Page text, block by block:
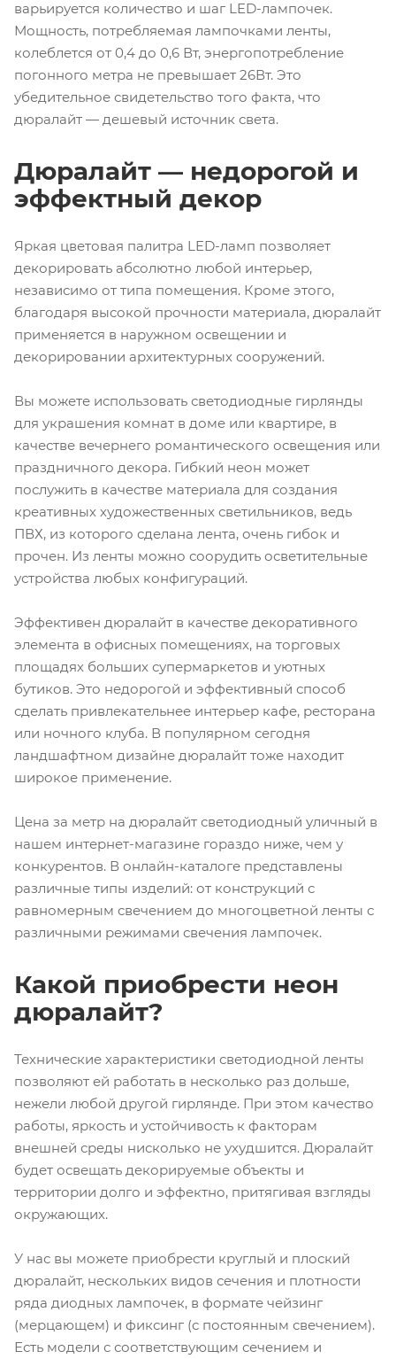
варьируется количество и шаг LED-лампочек.
Мощность, потребляемая лампочками ленты,
колеблется от 0,4 до 0,6 Вт, энергопотребление
погонного метра не превышает 26Вт. Это
убедительное свидетельство того факта, что
дюралайт — дешевый источник света.
Дюралайт — недорогой и
эффектный декор
Яркая цветовая палитра LED-ламп позволяет
декорировать абсолютно любой интерьер,
независимо от типа помещения. Кроме этого,
благодаря высокой прочности материала, дюралайт
применяется в наружном освещении и
декорировании архитектурных сооружений.
Вы можете использовать светодиодные гирлянды
для украшения комнат в доме или квартире, в
качестве вечернего романтического освещения или
праздничного декора. Гибкий неон может
послужить в качестве материала для создания
креативных художественных светильников, ведь
ПВХ, из которого сделана лента, очень гибок и
прочен. Из ленты можно соорудить осветительные
устройства любых конфигураций.
Эффективен дюралайт в качестве декоративного
элемента в офисных помещениях, на торговых
площадях больших супермаркетов и уютных
бутиков. Это недорогой и эффективный способ
сделать привлекательнее интерьер кафе, ресторана
или ночного клуба. В популярном сегодня
ландшафтном дизайне дюралайт тоже находит
широкое применение.
Цена за метр на дюралайт светодиодный уличный в
нашем интернет-магазине гораздо ниже, чем у
конкурентов. В онлайн-каталоге представлены
различные типы изделий: от конструкций с
равномерным свечением до многоцветной ленты с
различными режимами свечения лампочек.
Какой приобрести неон
дюралайт?
Технические характеристики светодиодной ленты
позволяют ей работать в несколько раз дольше,
нежели любой другой гирлянде. При этом качество
работы, яркость и устойчивость к факторам
внешней среды нисколько не ухудшится. Дюралайт
будет освещать декорируемые объекты и
территории долго и эффектно, притягивая взгляды
окружающих.
У нас вы можете приобрести круглый и плоский
дюралайт, нескольких видов сечения и плотности
ряда диодных лампочек, в формате чейзинг
(мерцающем) и фиксинг (с постоянным свечением).
Есть модели с соответствующим сечением и